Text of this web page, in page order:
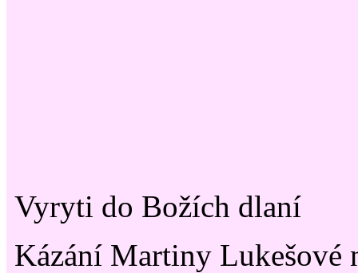
Vyryti do Božích dlaní
Kázání Martiny Lukešové